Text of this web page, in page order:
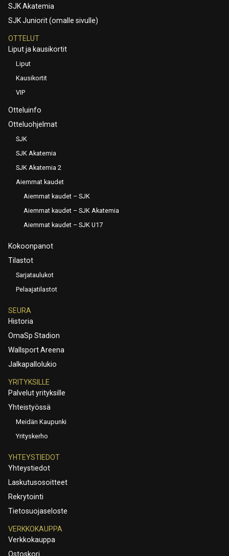
SJK Akatemia
SJK Juniorit (omalle sivulle)
OTTELUT
Liput ja kausikortit
Liput
Kausikortit
VIP
Otteluinfo
Otteluohjelmat
SJK
SJK Akatemia
SJK Akatemia 2
Aiemmat kaudet
Aiemmat kaudet – SJK
Aiemmat kaudet – SJK Akatemia
Aiemmat kaudet – SJK U17
Kokoonpanot
Tilastot
Sarjataulukot
Pelaajatilastot
SEURA
Historia
OmaSp Stadion
Wallsport Areena
Jalkapallolukio
YRITYKSILLE
Palvelut yrityksille
Yhteistyössä
Meidän Kaupunki
Yrityskerho
YHTEYSTIEDOT
Yhteystiedot
Laskutusosoitteet
Rekrytointi
Tietosuojaseloste
VERKKOKAUPPA
Verkkokauppa
Ostoskori